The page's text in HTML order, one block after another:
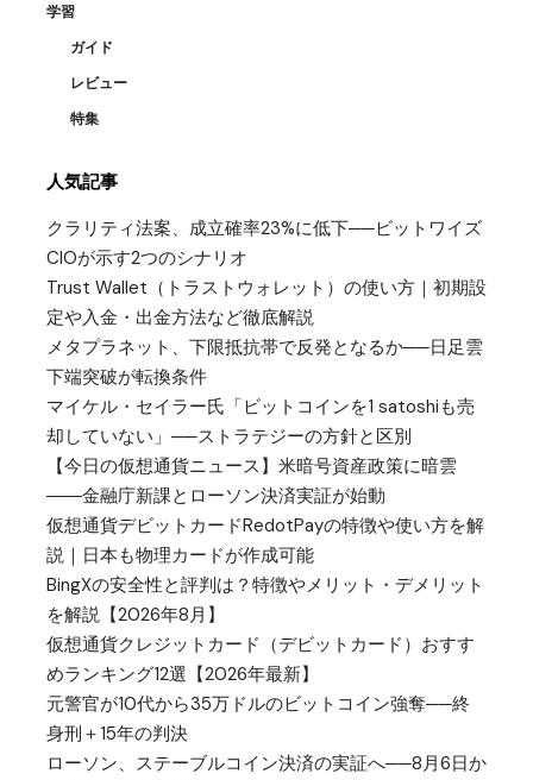
学習
ガイド
レビュー
特集
人気記事
クラリティ法案、成立確率23%に低下──ビットワイズ
CIOが示す2つのシナリオ
Trust Wallet（トラストウォレット）の使い方｜初期設
定や入金・出金方法など徹底解説
メタプラネット、下限抵抗帯で反発となるか──日足雲
下端突破が転換条件
マイケル・セイラー氏「ビットコインを1 satoshiも売
却していない」──ストラテジーの方針と区別
【今日の仮想通貨ニュース】米暗号資産政策に暗雲
――金融庁新課とローソン決済実証が始動
仮想通貨デビットカードRedotPayの特徴や使い方を解
説｜日本も物理カードが作成可能
BingXの安全性と評判は？特徴やメリット・デメリット
を解説【2026年8月】
仮想通貨クレジットカード（デビットカード）おすす
めランキング12選【2026年最新】
元警官が10代から35万ドルのビットコイン強奪──終
身刑＋15年の判決
ローソン、ステーブルコイン決済の実証へ──8月6日か